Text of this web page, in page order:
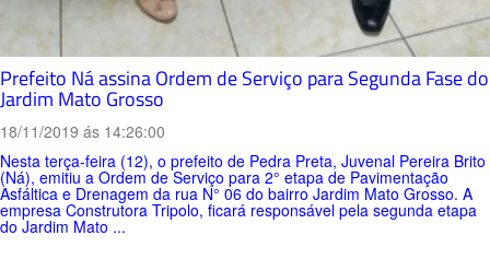
Prefeito Ná assina Ordem de Serviço para Segunda Fase do
Jardim Mato Grosso
18/11/2019 ás 14:26:00
Nesta terça-feira (12), o prefeito de Pedra Preta, Juvenal Pereira Brito
(Ná), emitiu a Ordem de Serviço para 2° etapa de Pavimentação
Asfáltica e Drenagem da rua N° 06 do bairro Jardim Mato Grosso. A
empresa Construtora Tripolo, ficará responsável pela segunda etapa
do Jardim Mato ...